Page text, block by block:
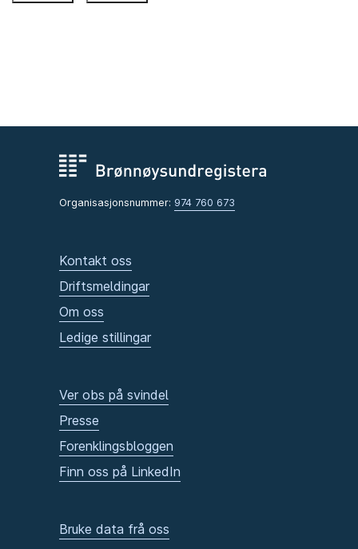
Organisasjonsnummer: 974 760 673
Kontakt oss
Driftsmeldingar
Om oss
Ledige stillingar
Ver obs på svindel
Presse
Forenklingsbloggen
Finn oss på LinkedIn
Bruke data frå oss